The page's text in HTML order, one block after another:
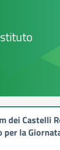
dei Castelli
per la